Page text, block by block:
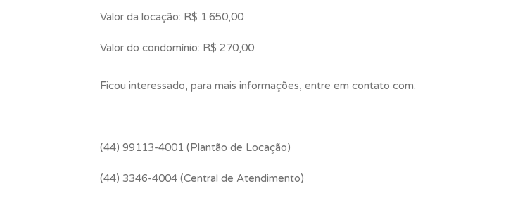
Valor da locação: R$ 1.650,00
Valor do condomínio: R$ 270,00
Ficou interessado, para mais informações, entre em contato com:
(44) 99113-4001 (Plantão de Locação)
(44) 3346-4004 (Central de Atendimento)